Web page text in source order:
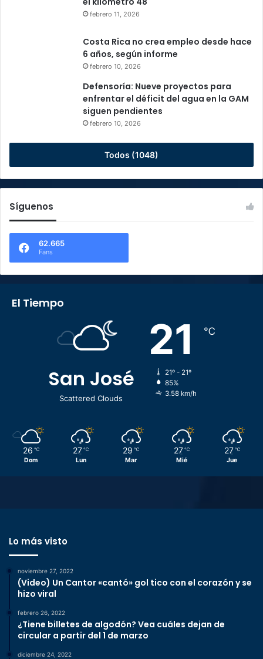
febrero 11, 2026
Costa Rica no crea empleo desde hace
6 años, según informe
febrero 10, 2026
Defensoría: Nueve proyectos para
enfrentar el déficit del agua en la GAM
siguen pendientes
febrero 10, 2026
Todos (1048)
Síguenos
62.665
Fans
El Tiempo
San José
Scattered Clouds
21 ℃
21º - 21º
85%
3.58 km/h
26 ℃
Dom
27 ℃
Lun
29 ℃
Mar
27 ℃
Mié
27 ℃
Jue
Lo más visto
noviembre 27, 2022
(Video) Un Cantor «cantó» gol tico con el corazón y se
hizo viral
febrero 26, 2022
¿Tiene billetes de algodón? Vea cuáles dejan de
circular a partir del 1 de marzo
diciembre 24, 2022